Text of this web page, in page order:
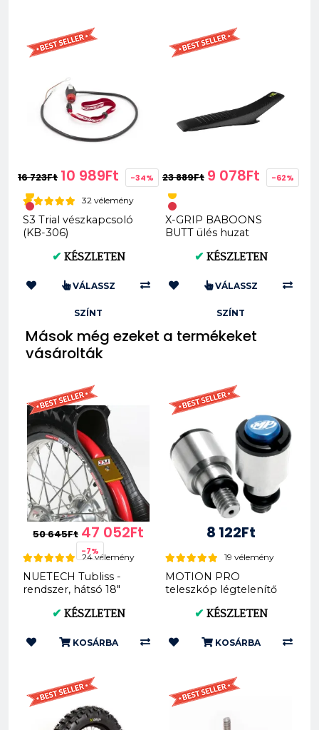
16 723Ft 10 989Ft -34%
32 vélemény
S3 Trial vészkapcsoló
(KB-306)
✔ KÉSZLETEN
VÁLASSZ
SZÍNT
23 889Ft 9 078Ft -62%
X-GRIP BABOONS
BUTT ülés huzat
2019 TC FC 2016...
✔ KÉSZLETEN
VÁLASSZ
SZÍNT
Mások még ezeket a termékeket
vásárolták
50 645Ft 47 052Ft
-7%
24 vélemény
NUETECH Tubliss -
rendszer, hátsó 18"
✔ KÉSZLETEN
KOSÁRBA
8 122Ft
19 vélemény
MOTION PRO
teleszkóp légtelenítő
SMCR) M4*0....
✔ KÉSZLETEN
KOSÁRBA